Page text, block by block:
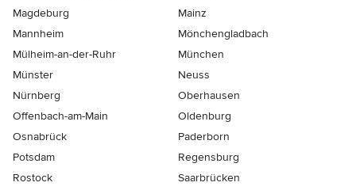
Magdeburg
Mainz
Mannheim
Mönchen­gladbach
Mülheim-an-der-Ruhr
München
Münster
Neuss
Nürnberg
Oberhausen
Offenbach-am-Main
Oldenburg
Osnabrück
Paderborn
Potsdam
Regensburg
Rostock
Saarbrücken